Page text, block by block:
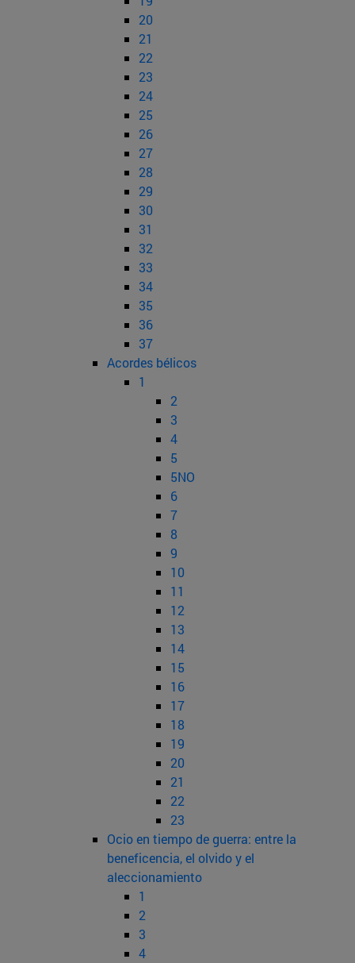
20
21
22
23
24
25
26
27
28
29
30
31
32
33
34
35
36
37
Acordes bélicos
1
2
3
4
5
5NO
6
7
8
9
10
11
12
13
14
15
16
17
18
19
20
21
22
23
Ocio en tiempo de guerra: entre la
beneficencia, el olvido y el
aleccionamiento
1
2
3
4